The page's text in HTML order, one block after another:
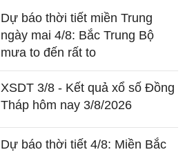
Dự báo thời tiết miền Trung
ngày mai 4/8: Bắc Trung Bộ
mưa to đến rất to
XSDT 3/8 - Kết quả xổ số Đồng
Tháp hôm nay 3/8/2026
Dự báo thời tiết 4/8: Miền Bắc